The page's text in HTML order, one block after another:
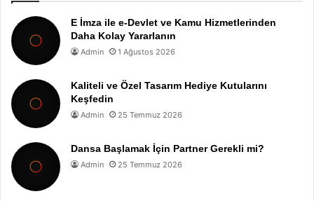
E İmza ile e-Devlet ve Kamu Hizmetlerinden
Daha Kolay Yararlanın
Admin 1 Ağustos 2026
Kaliteli ve Özel Tasarım Hediye Kutularını
Keşfedin
Admin 25 Temmuz 2026
Dansa Başlamak İçin Partner Gerekli mi?
Admin 25 Temmuz 2026